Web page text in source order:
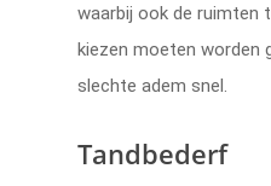
waarbij ook de ruimten
kiezen moeten worden
slechte adem snel.
Tandbederf